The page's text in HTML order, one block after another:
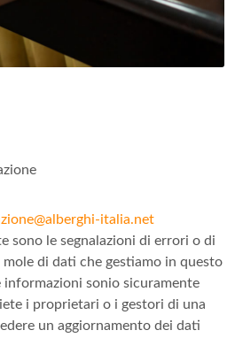
italia.net
sono le segnalazioni di errori o di
di dati che gestiamo in questo
informazioni sonio sicuramente
i proprietari o i gestori di una
un aggiornamento dei dati